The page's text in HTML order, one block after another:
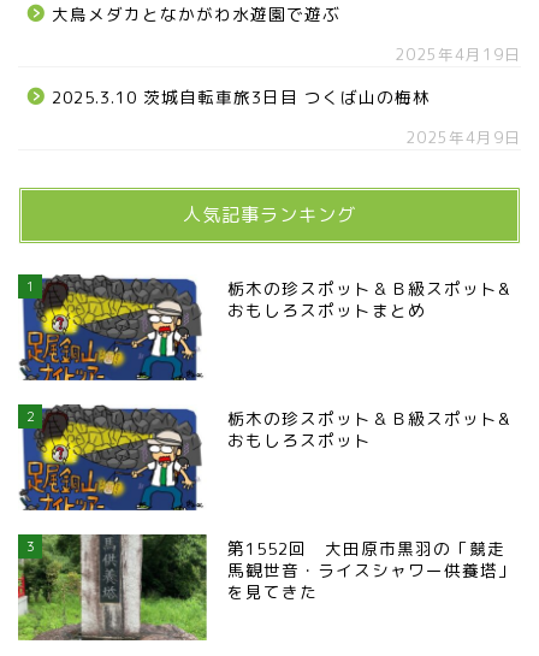
大鳥メダカとなかがわ水遊園で遊ぶ
2025年4月19日
2025.3.10 茨城自転車旅3日目 つくば山の梅林
2025年4月9日
人気記事ランキング
1
栃木の珍スポット＆Ｂ級スポット&
おもしろスポットまとめ
2
栃木の珍スポット＆Ｂ級スポット&
おもしろスポット
3
第1552回 大田原市黒羽の「競走
馬観世音・ライスシャワー供養塔」
を見てきた